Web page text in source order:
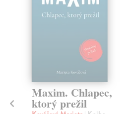
Maxim. Chlapec,
ktorý prežil